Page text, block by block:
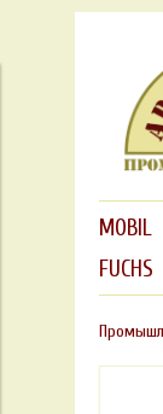
MOBIL
FUCHS